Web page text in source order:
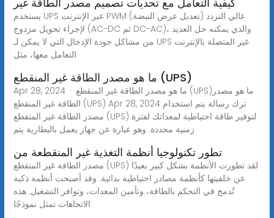
يستخدم UPS عبر الإنترنت PWM (تعديل عرض النبضة) عالي التردد
لإجراء تحويل مزدوج (AC-DC ثم DC-AC)، والذي يمكنه حل العديد
من مشاكل جودة الإدخال التي لا يمكن لـ UPS غير المتصلة بالإنترنت
التعامل معها، مثل
ما هو مصدر الطاقة غير المنقطع (UPS)
Apr 28, 2024 · ما هو مصدر الطاقة غير المنقطع (UPS)ما هو مصدر
الطاقة غير المنقطع (UPS) Apr 28, 2024 ترك رسالة يتم استخدام
مصدر الطاقة غير المنقطع (UPS) لتوفير طاقة احتياطية لمعداتك لفترة
زمنية محددة. وهو عبارة عن جهاز يعمل بالبطارية يتم
تطور تكنولوجيا أنظمة التغذية غير المنقطعة من
مصدر الطاقة غير المنقطع (UPS) لقد تطورت الأنظمة بشكل كبير بعيدًا
عن خلفيتها كأنظمة مصادر احتياطية بدائية. وقد أصبحت أنظمة ذكية
تُدمج في التحكم بالطاقة، وتأمين المعدات، وتوافر التشغيل. هذه
الاتجاهات تمثل نموذجًا